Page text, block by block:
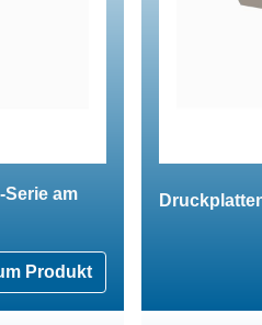
Serie am
Produkt